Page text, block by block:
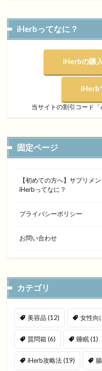
iHerbってなに？
iHerbの購
iHerb
当サイトの割引コード
固定ページ
【初めての方へ】サプリメ
iHerbってなに？
プライバシーポリシー
お問い合わせ
カテゴリ
美容品 (12) 女性向
質問箱(6) 睡眠(1)
iHerb攻略法(19)